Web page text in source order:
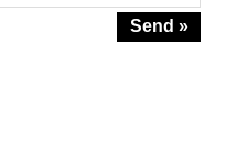
Send »